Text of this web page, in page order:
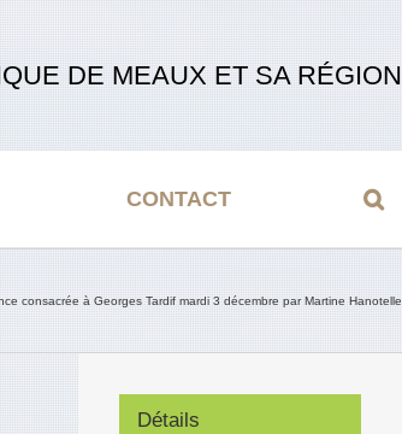
DE MEAUX ET SA RÉGION
CONTACT
consacrée à Georges Tardif mardi 3 décembre par Martine Hanotelle
Détails